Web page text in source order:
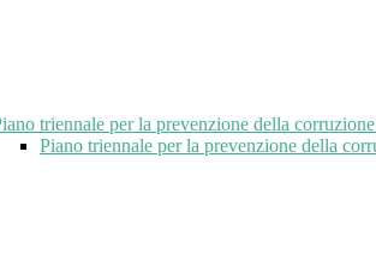
triennale per la prevenzione della
Piano triennale per la prevenzione della